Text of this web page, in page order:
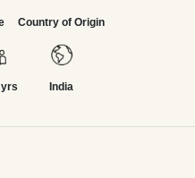
मेन्टल असाइलम में ठूंस दिया गया।
गया? मेन्टल असाइलम बनाने की
बनर्जी,
तरह इन रहस्यों से पर्दा उठायेगा?
yrs
Country of Origin
India